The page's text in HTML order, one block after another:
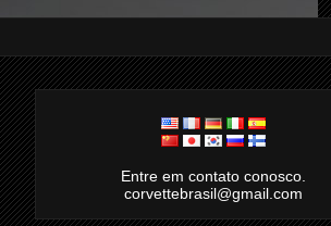
Entre em contato conosco.
corvettebrasil@gmail.com